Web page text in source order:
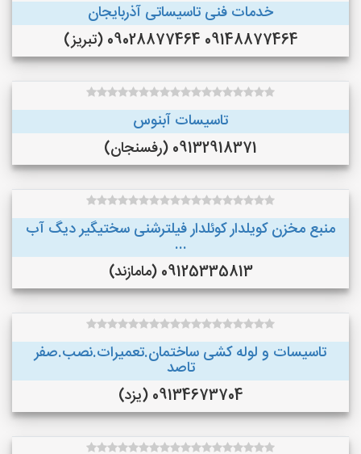
خدمات فنی تاسیساتی آذربایجان
09148877464 09028877464 (تبریز)
تاسيسات آبنوس
09132918371 (رفسنجان)
منبع مخزن کویلدار کوئلدار فیلترشنی سختیگیر دیگ آب
...
09125335813 (مامازند)
تاسیسات و لوله کشی ساختمان.تعمیرات.نصب.صفر
تاصد
09134673704 (یزد)